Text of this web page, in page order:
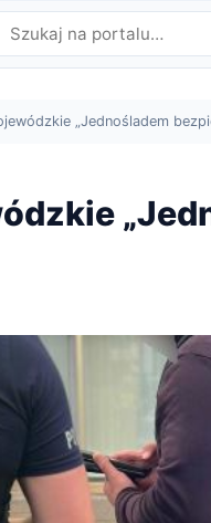
„Jednośladem